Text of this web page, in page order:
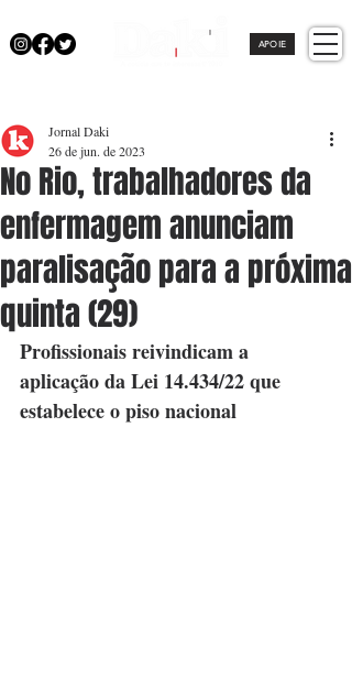
APOIE
No Rio, trabalhadores da
enfermagem anunciam
paralisação para a próxima
quinta (29)
Jornal Daki
26 de jun. de 2023
Profissionais reivindicam a
aplicação da Lei 14.434/22 que
estabelece o piso nacional